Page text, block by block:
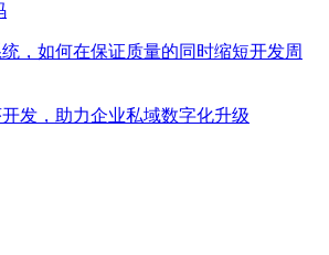
，如何在保证质量的同时缩短开发周
发，助力企业私域数字化升级